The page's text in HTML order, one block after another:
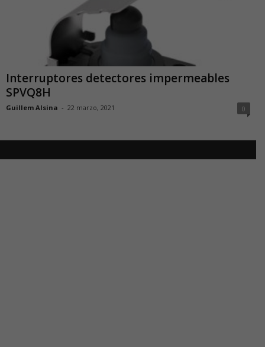
Interruptores detectores impermeables
SPVQ8H
Guillem Alsina - 22 marzo, 2021 0